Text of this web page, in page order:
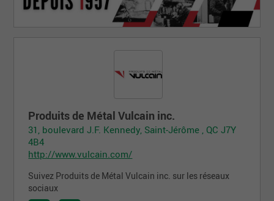
Produits de Métal Vulcain inc.
31, boulevard J.F. Kennedy, Saint-Jérôme , QC J7Y
4B4
http://www.vulcain.com/
Suivez Produits de Métal Vulcain inc. sur les réseaux
sociaux